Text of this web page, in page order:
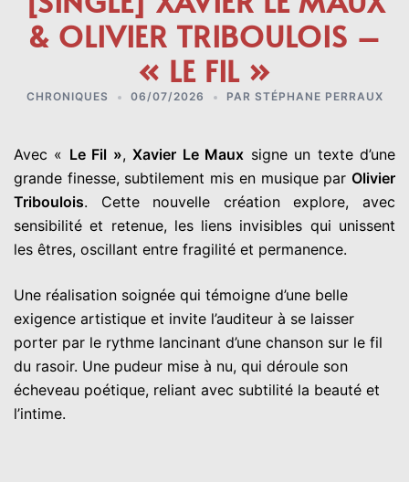
& OLIVIER TRIBOULOIS –
« LE FIL »
CHRONIQUES 06/07/2026 PAR STÉPHANE PERRAUX
Avec « Le Fil »,Xavier Le Maux signe un texte d’une
grande finesse, subtilement mis en musique par Olivier
Triboulois. Cette nouvelle création explore, avec
sensibilité et retenue, les liens invisibles qui unissent
les êtres, oscillant entre fragilité et permanence.
Une réalisation soignée qui témoigne d’une belle
exigence artistique et invite l’auditeur à se laisser
porter par le rythme lancinant d’une chanson sur le fil
du rasoir. Une pudeur mise à nu, qui déroule son
écheveau poétique, reliant avec subtilité la beauté et
l’intime.